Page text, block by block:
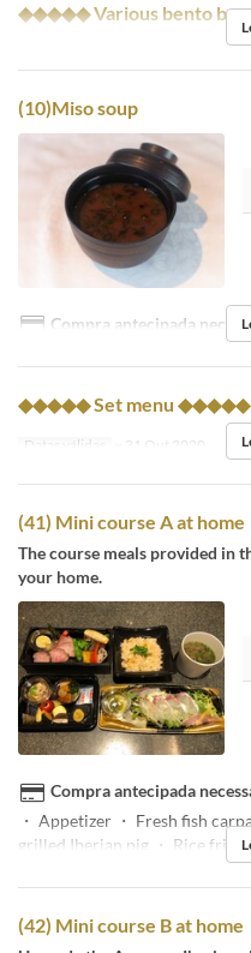
◆◆◆◆◆ Various bento
(10)Miso soup
Compra antecipada
◆◆◆◆◆ Set menu ◆◆◆◆◆
Datas válidas ~ 31 Out 2020
(41) Mini course A at home
The course meals provided in
your home.
Compra antecipada
・ Appetizer ・ Fresh fish
grilled Iberian pig ・ Rice fried
(42) Mini course B at home